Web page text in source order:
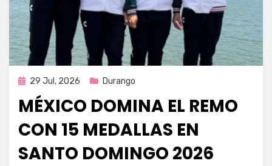
Publicada
29 Jul, 2026 Durango
MÉXICO DOMINA EL REMO
CON 15 MEDALLAS EN
SANTO DOMINGO 2026